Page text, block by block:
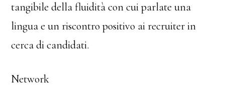
tangibile della fluidità con cui parlate una
lingua e un riscontro positivo ai recruiter in
cerca di candidati.
Network